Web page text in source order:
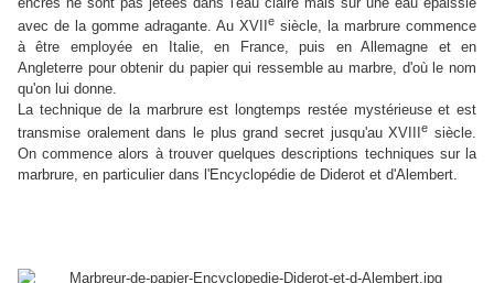
avec de la gomme adragante. Au XVII
e siècle, la marbrure commence
à être employée en Italie, en France, puis en Allemagne et en
Angleterre pour obtenir du papier qui ressemble au marbre, d'où le nom
qu'on lui donne.
La technique de la marbrure est longtemps restée mystérieuse et est
transmise oralement dans le plus grand secret jusqu'au XVIIIe siècle.
On commence alors à trouver quelques descriptions techniques sur la
marbrure, en particulier dans l'Encyclopédie de Diderot et d'Alembert.